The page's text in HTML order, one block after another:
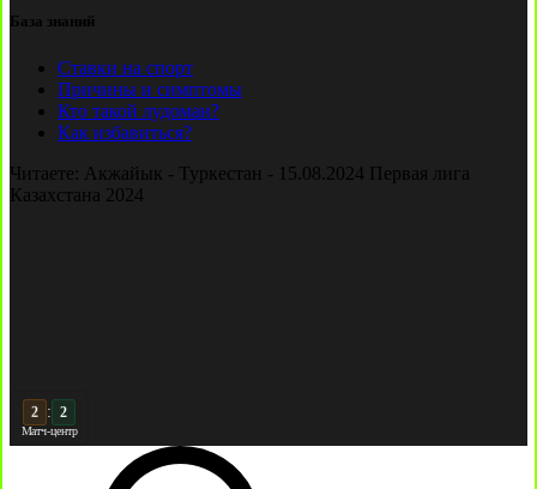
База знаний
Ставки на спорт
Причины и симптомы
Кто такой лудоман?
Как избавиться?
Читаете: Акжайык - Туркестан - 15.08.2024 Первая лига
Казахстана 2024
: 2
Матч-центр